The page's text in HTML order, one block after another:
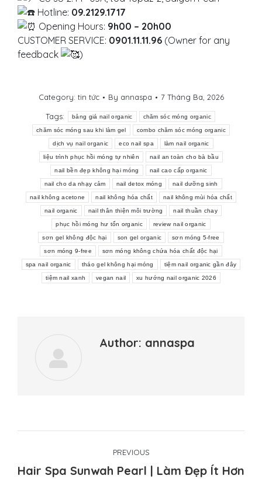
Hotline: 09.2129.1717
Opening Hours: 9h00 – 20h00
CUSTOMER SERVICE: 0901.11.11.96 (Owner for any
feedback
)
Category: tin tức By annaspa 7 Tháng Ba, 2026
Tags: bảng giá nail organic chăm sóc móng organic
chăm sóc móng sau khi làm gel combo chăm sóc móng organic
dịch vụ nail organic eco nail spa làm nail organic
liệu trình phục hồi móng tự nhiên nail an toàn cho bà bầu
nail bền đẹp không hại móng nail cao cấp organic
nail cho da nhạy cảm nail detox móng nail dưỡng sinh
nail không acetone nail không hóa chất nail không mùi hóa chất
nail organic nail thân thiện môi trường nail thuần chay
phục hồi móng hư tổn organic review nail organic
sơn gel không độc hại son gel organic sơn móng 5-free
sơn móng 9-free sơn móng không chứa hóa chất độc hại
spa nail organic tháo gel không hại móng tiệm nail organic gần đây
tiệm nail xanh vegan nail xu hướng nail organic 2026
Author: annaspa
PREVIOUS
Hair Spa Sunwah Pearl | Làm Đẹp Ít Hơn